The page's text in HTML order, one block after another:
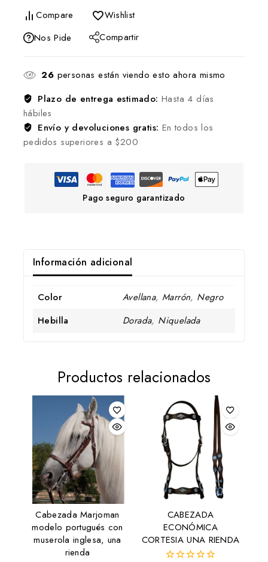
Compare
Wishlist
Nos Pide
Compartir
26 personas están viendo esto ahora mismo
Plazo de entrega estimado: Hasta 4 días
hábiles
Envío y devoluciones gratis: En todos los
pedidos superiores a $200
Pago seguro garantizado
Información adicional
Color Avellana,Marrón, Negro
Hebilla
Dorada, Niquelada
Productos relacionados
Cabezada Marjoman
modelo portugués con
muserola inglesa, una
rienda
CABEZADA
ECONÓMICA
CORTESIA UNA RIENDA